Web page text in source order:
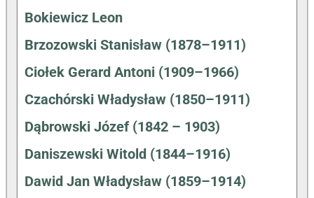
Bokiewicz Leon
Brzozowski Stanisław (1878–1911)
Ciołek Gerard Antoni (1909–1966)
Czachórski Władysław (1850–1911)
Dąbrowski Józef (1842 – 1903)
Daniszewski Witold (1844–1916)
Dawid Jan Władysław (1859–1914)